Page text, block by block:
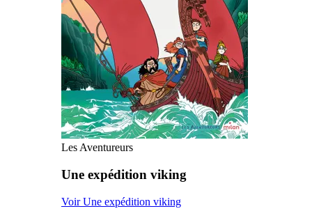
Les Aventureurs
Une expédition viking
Voir Une expédition viking